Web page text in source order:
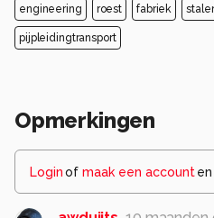
engineering roest fabriek
pijpleidingtransport
Opmerkingen
Loginof maak een account